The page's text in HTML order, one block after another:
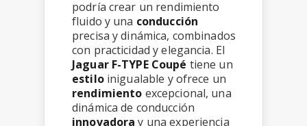
podría crear un rendimiento
fluido y una conducción
precisa y dinámica, combinados
con practicidad y elegancia. El
Jaguar F-TYPE Coupé tiene un
estiloinigualable y ofrece un
rendimiento excepcional, una
dinámica de conducción
innovadora y una experiencia